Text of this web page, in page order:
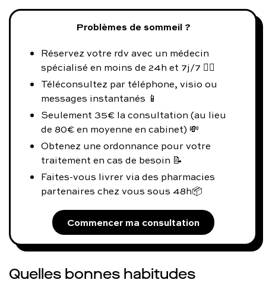
Problèmes de sommeil ?
Réservez votre rdv avec un médecin
spécialisé en moins de 24h et 7j/7 👨‍⚕️
Téléconsultez par téléphone, visio ou
messages instantanés 📱
Seulement 35€ la consultation (au lieu
de 80€ en moyenne en cabinet) 💸
Obtenez une ordonnance pour votre
traitement en cas de besoin 📝
Faites-vous livrer via des pharmacies
partenaires chez vous sous 48h📦
Commencer ma consultation
Quelles bonnes habitudes